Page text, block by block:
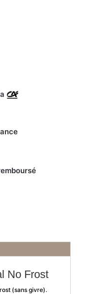
No Frost
(sans givre).